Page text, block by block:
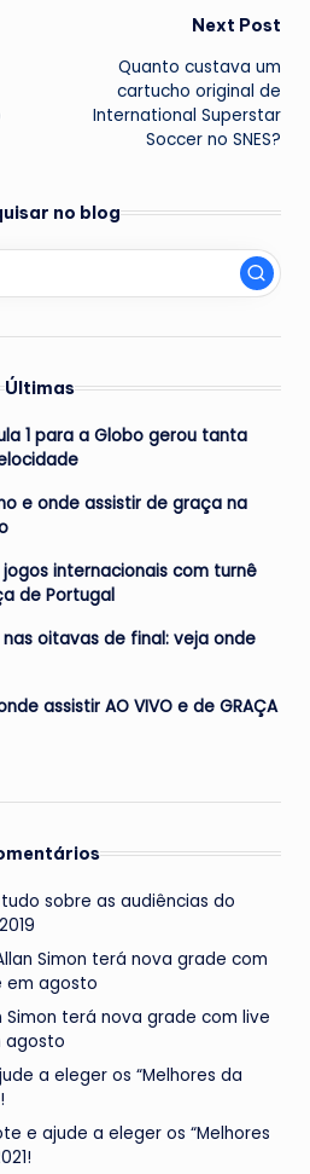
Next Post
Quanto custava um
cartucho original de
International Superstar
Soccer no SNES?
no blog
Últimas
1 para a Globo gerou tanta
e onde assistir de graça na
internacionais com turnê
de Portugal
oitavas de final: veja onde
assistir AO VIVO e de GRAÇA
sobre as audiências do
Simon terá nova grade com
em agosto
Simon terá nova grade com live
agosto
a eleger os “Melhores da
e ajude a eleger os “Melhores